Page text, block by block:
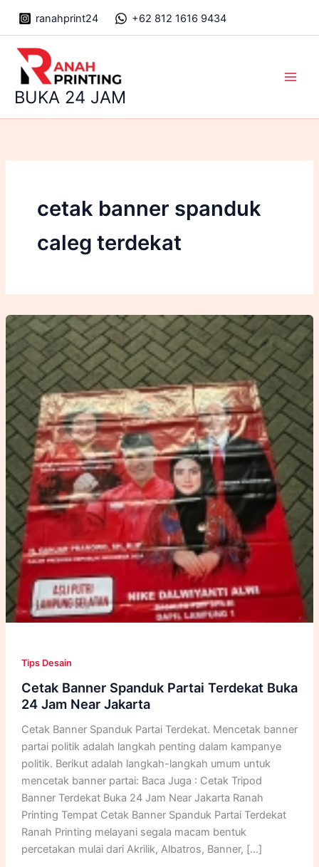
ranahprint24 +62 812 1616 9434
BUKA 24 JAM
cetak banner spanduk
caleg terdekat
Tips Desain
Cetak Banner Spanduk Partai Terdekat Buka
24 Jam Near Jakarta
Cetak Banner Spanduk Partai Terdekat. Mencetak banner
partai politik adalah langkah penting dalam kampanye
politik. Berikut adalah langkah-langkah umum untuk
mencetak banner partai: Baca Juga : Cetak Tripod
Banner Terdekat Buka 24 Jam Near Jakarta Ranah
Printing Tempat Cetak Banner Spanduk Partai Terdekat
Ranah Printing melayani segala macam bentuk
percetakan mulai dari Akrilik, Albatros, Banner, […]